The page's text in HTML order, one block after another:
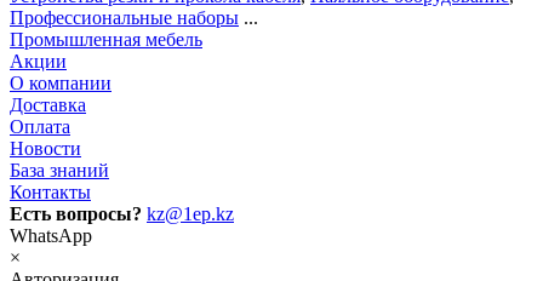
Профессиональные наборы ...
Промышленная мебель
Акции
О компании
Доставка
Оплата
Новости
База знаний
Контакты
Есть вопросы? kz@1ep.kz
WhatsApp
×